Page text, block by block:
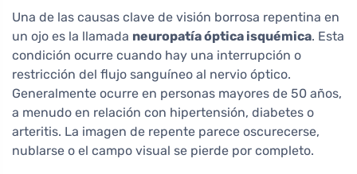
Una de las causas clave de visión borrosa repentina en
un ojo es la llamada neuropatía óptica isquémica. Esta
condición ocurre cuando hay una interrupción o
restricción del flujo sanguíneo al nervio óptico.
Generalmente ocurre en personas mayores de 50 años,
a menudo en relación con hipertensión, diabetes o
arteritis. La imagen de repente parece oscurecerse,
nublarse o el campo visual se pierde por completo.